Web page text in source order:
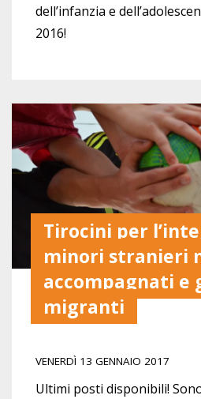
dell’infanzia e
2016!
Tirocini per
minori stranieri
accompagnati e
migranti
VENERDÌ 13 GENNAIO 2017
Ultimi posti disponibili!